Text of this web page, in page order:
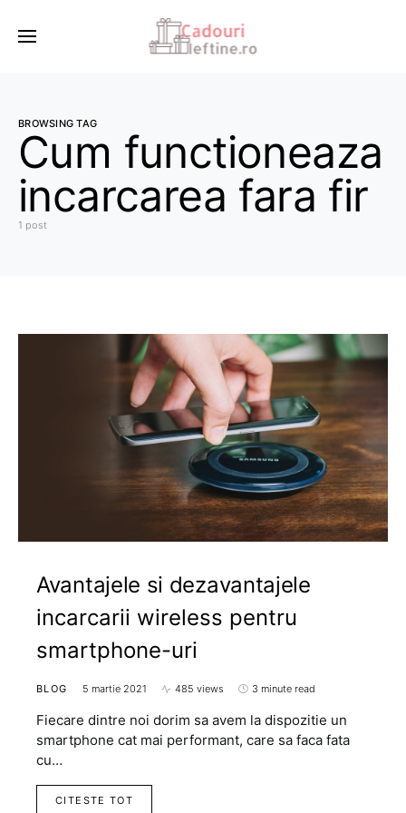
BROWSING TAG
Cum functioneaza
incarcarea fara fir
1 post
Avantajele si dezavantajele
incarcarii wireless pentru
smartphone-uri
BLOG 5 martie 2021 485 views 3 minute read
Fiecare dintre noi dorim sa avem la dispozitie un
smartphone cat mai performant, care sa faca fata
cu…
CITESTE TOT